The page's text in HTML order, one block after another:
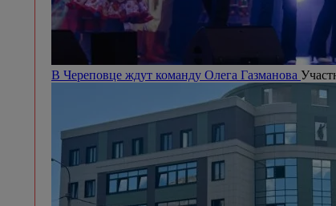
В Череповце ждут команду Олега Газманова